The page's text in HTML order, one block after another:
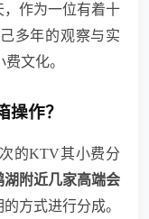
作为一位有着十
多年的观察与实
文化。
操作？
的KTV其小费分
湖附近几家高端会
方式进行分成。